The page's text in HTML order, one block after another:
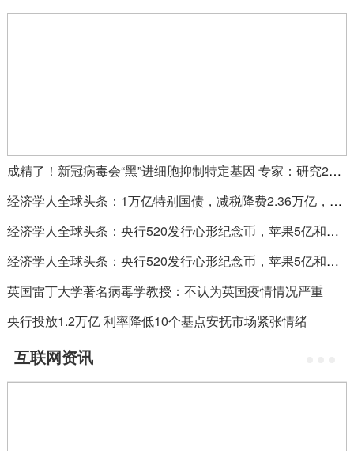
成精了！新冠病毒会“黑”进细胞抑制特定基因 专家：研究20年病毒从没见过
经济学人全球头条：1万亿特别国债，减税降费2.36万亿，美国富豪财富激增4340亿美元
经济学人全球头条：央行520发行心形纪念币，苹果5亿和解“降速门”，“钻石公主”号重新启航
经济学人全球头条：央行520发行心形纪念币，苹果5亿和解“降速门”，“钻石公主”号重新启航
英国雷丁大学著名病毒学教授：不认为英国疫情情况严重
央行投放1.2万亿 利率降低10个基点安抚市场紧张情绪
互联网资讯